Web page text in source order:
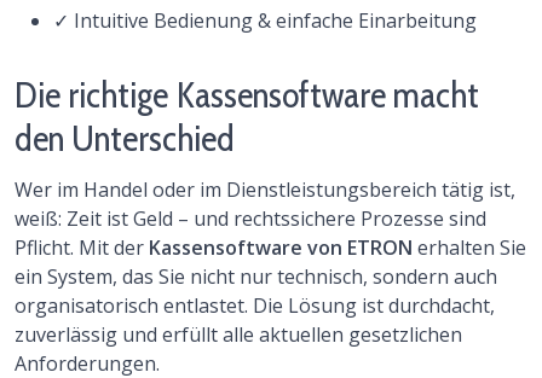
✓ Intuitive Bedienung & einfache Einarbeitung
Die richtige Kassensoftware macht
den Unterschied
Wer im Handel oder im Dienstleistungsbereich tätig ist,
weiß: Zeit ist Geld – und rechtssichere Prozesse sind
Pflicht. Mit der Kassensoftware von ETRON erhalten Sie
ein System, das Sie nicht nur technisch, sondern auch
organisatorisch entlastet. Die Lösung ist durchdacht,
zuverlässig und erfüllt alle aktuellen gesetzlichen
Anforderungen.